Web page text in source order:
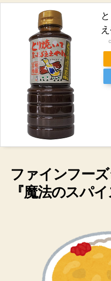
ファインフー
『魔法のスパイ